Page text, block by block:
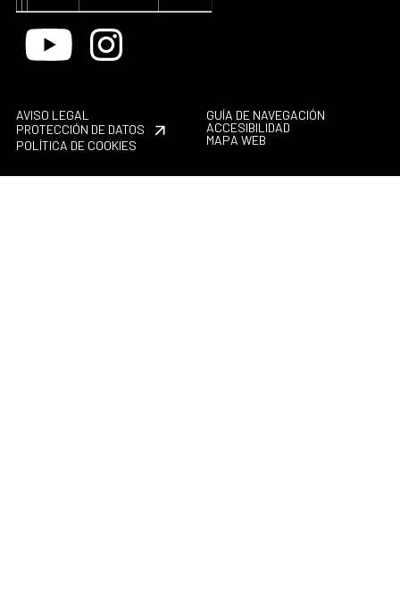
Youtube Instagram
AVISO LEGAL
PROTECCIÓN DE DATOS
POLÍTICA DE COOKIES
GUÍA DE NAVEGACIÓN
ACCESIBILIDAD
MAPA WEB